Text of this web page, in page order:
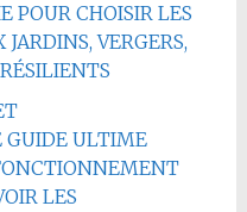
POUR CHOISIR LES
VERGERS,
GUIDE ULTIME
LES